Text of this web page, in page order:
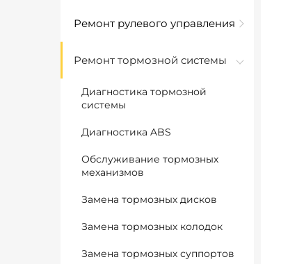
Ремонт рулевого управления
Ремонт тормозной системы
Диагностика тормозной
системы
Диагностика ABS
Обслуживание тормозных
механизмов
Замена тормозных дисков
Замена тормозных колодок
Замена тормозных суппортов